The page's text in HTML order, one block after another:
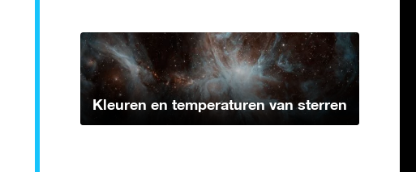
Kleuren en temperaturen van sterren